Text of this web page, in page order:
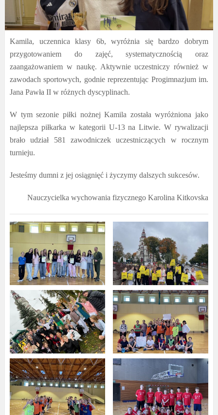
Kamila, uczennica klasy 6b, wyróżnia się bardzo dobrym
przygotowaniem do zajęć, systematycznością oraz
zaangażowaniem w naukę. Aktywnie uczestniczy również w
zawodach sportowych, godnie reprezentując Progimnazjum im.
Jana Pawła II w różnych dyscyplinach.
W tym sezonie piłki nożnej Kamila została wyróżniona jako
najlepsza piłkarka w kategorii U-13 na Litwie. W rywalizacji
brało udział 581 zawodniczek uczestniczących w rocznym
turnieju.
Jesteśmy dumni z jej osiągnięć i życzymy dalszych sukcesów.
Nauczycielka wychowania fizycznego Karolina Kitkovska